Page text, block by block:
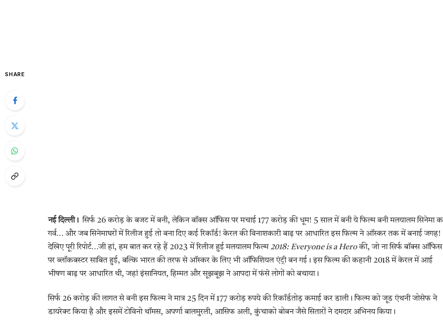
SHARE
नई दिल्ली। सिर्फ 26 करोड़ के बजट में बनी, लेकिन बॉक्स ऑफिस पर मचाई 177 करोड़ की धूम! 5 साल में बनी ये फिल्म बनी मलयालम सिनेमा
गर्व… और जब सिनेमाघरों में रिलीज हुई तो बना दिए कई रिकॉर्ड! केरल की विनाशकारी बाढ़ पर आधारित इस फिल्म ने ऑस्कर तक में बनाई जगह!
देखिए पूरी रिपोर्ट…जी हां, हम बात कर रहे हैं 2023 में रिलीज हुई मलयालम फिल्म2018: Everyone is a Heroकी, जो ना सिर्फ बॉक्स ऑफिस
पर ब्लॉकबस्टर साबित हुई, बल्कि भारत की तरफ से ऑस्कर के लिए भी ऑफिशियल एंट्री बन गई। इस फिल्म की कहानी 2018 में केरल में आई
भीषण बाढ़ पर आधारित थी, जहां इंसानियत, हिम्मत और सूझबूझ ने आपदा में फंसे लोगों को बचाया।
सिर्फ 26 करोड़ की लागत से बनी इस फिल्म ने मात्र 25 दिन में 177 करोड़ रुपये की रिकॉर्डतोड़ कमाई कर डाली। फिल्म को जूड एंथनी जोसेफ ने
डायरेक्ट किया है और इसमें टोविनो थॉमस, अपर्णा बालमुरली, आसिफ अली, कुंचाको बोबन जैसे सितारों ने दमदार अभिनय किया।